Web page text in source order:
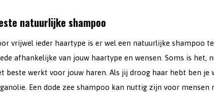
natuurlijke shampoo
vrijwel ieder haartype is er wel een natuurlijke shampoo
afhankelijke van jouw haartype en wensen. Soms is
beste werkt voor jouw haren. Als jij droog haar hebt ben
Een dode zee shampoo kan nuttig zijn voor mensen